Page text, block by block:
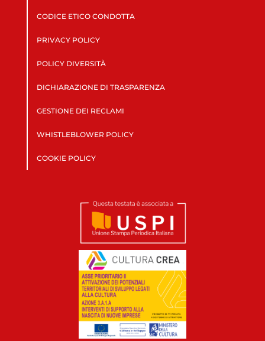
CODICE ETICO CONDOTTA
PRIVACY POLICY
POLICY DIVERSITÀ
DICHIARAZIONE DI TRASPARENZA
GESTIONE DEI RECLAMI
WHISTLEBLOWER POLICY
COOKIE POLICY